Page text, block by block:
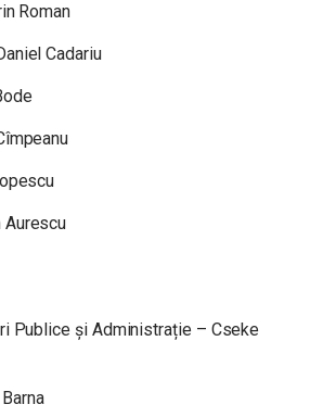
Roman
Cadariu
Aurescu
Publice și Administrație – Cseke